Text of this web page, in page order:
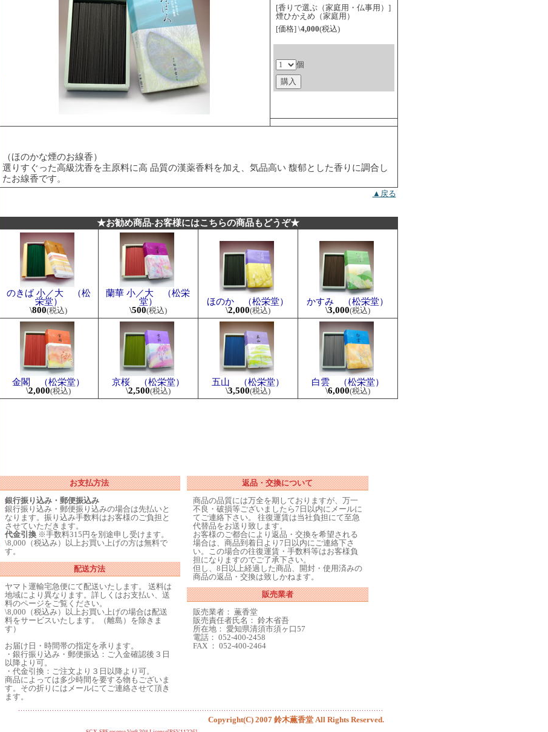
[香りで選ぶ（家庭用・仏事用）]
煙ひかえめ（家庭用）
[価格] \4,000(税込)
個
（ほのかな煙のお線香）
選りすぐった高級沈香を主原料に高 品質の漢薬香料を加え、気品高い 馥郁とした香りに調合し
たお線香です。
▲戻る
★お勧め商品-お客様にはこちらの商品もどうぞ★
のきば 小／大 （松
栄堂）
\800(税込)
蘭華 小／大 （松栄
堂）
\500(税込)
ほのか （松栄堂）
\2,000(税込)
かすみ （松栄堂）
\3,000(税込)
金閣 （松栄堂）
\2,000(税込)
京桜 （松栄堂）
\2,500(税込)
五山 （松栄堂）
\3,500(税込)
白雲 （松栄堂）
\6,000(税込)
お支払方法
銀行振り込み・郵便振込み
銀行振り込み・郵便振り込みの場合は先払いと
なります。振り込み手数料はお客様のご負担と
させていただきます。
代金引換※手数料315円を別途申し受けます。
\8,000（税込み）以上お買い上げの方は無料で
す。
配送方法
ヤマト運輸宅急便にて配送いたします。 送料は
地域により異なります。詳しくはお支払い、送
料のページをご覧ください。
\8,000（税込み）以上お買い上げの場合は配送
料をサービスいたします。（離島）を除きま
す）
お届け日・時間帯の指定を承ります。
・銀行振り込み・郵便振込：ご入金確認後３日
以降より可。
・代金引換：ご注文より３日以降より可。
商品によっては多少時間を要する物もございま
す。その折りにはメールにてご連絡させて頂き
ます。
返品・交換について
商品の品質には万全を期しておりますが、万一
不良・破損等ございましたら7日以内にメールに
てご連絡下さい。 往復運賃は当社負担にて至急
代替品をお送り致します。
お客様のご都合により返品・交換を希望される
場合は、商品到着日より7日以内にご連絡下さ
い。この場合の往復運賃・手数料等はお客様負
担になりますのでご了承下さい。
但し、8日以上経過した商品、開封・使用済みの
商品の返品・交換は致しかねます。
販売業者
販売業者： 薫香堂
販売責任者氏名： 鈴木省吾
所在地： 愛知県清須市須ヶ口57
電話： 052-400-2458
FAX ： 052-400-2464
Copyright(C) 2007 鈴木薫香堂 All Rights Reserved.